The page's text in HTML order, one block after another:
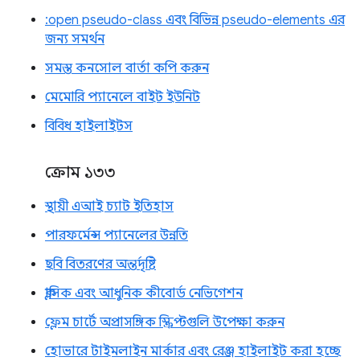
:open pseudo-class এবং বিভিন্ন pseudo-elements এর
জন্য সমর্থন
সমস্ত কনসোল বার্তা কপি করুন
মেমোরি প্যানেলে বাইট ইউনিট
বিবিধ হাইলাইটস
ক্রোম ১৩৩
স্থায়ী এআই চ্যাট ইতিহাস
পারফর্মেন্স প্যানেলের উন্নতি
ছবি বিতরণের অন্তর্দৃষ্টি
ক্লাসিক এবং আধুনিক কীবোর্ড নেভিগেশন
ফ্লেম চার্টে অপ্রাসঙ্গিক স্ক্রিপ্টগুলি উপেক্ষা করুন
হোভারে টাইমলাইন মার্কার এবং রেঞ্জ হাইলাইট করা হচ্ছে